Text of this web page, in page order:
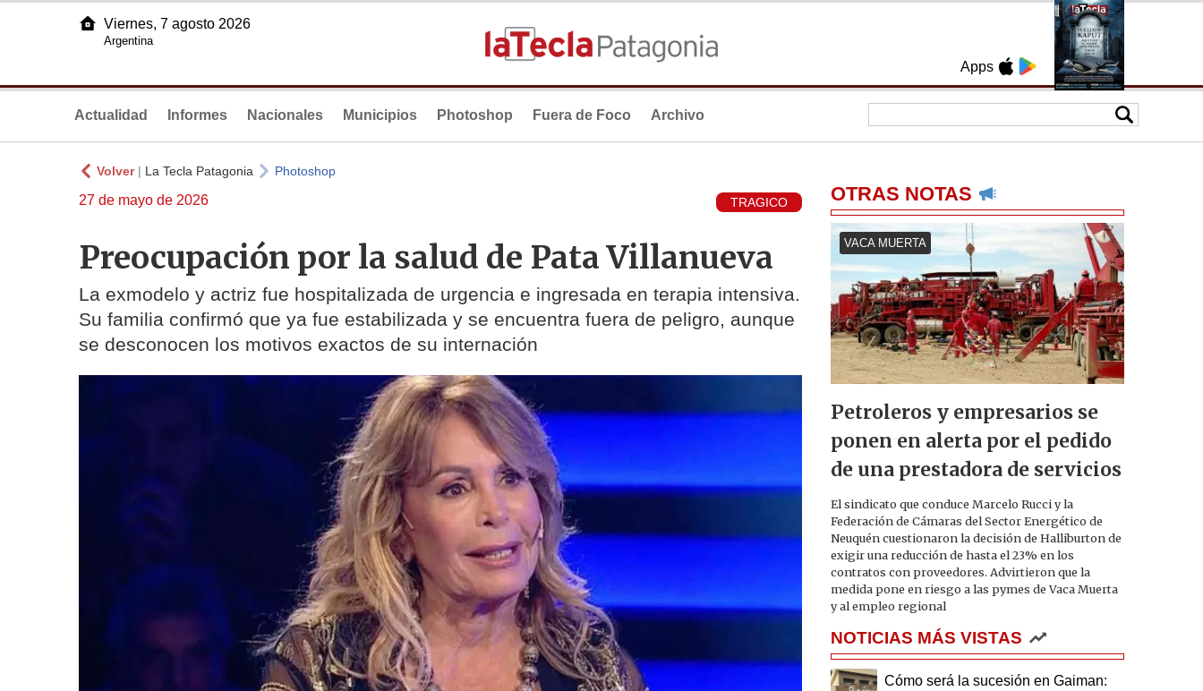
Apps
Viernes, 7 agosto 2026
Argentina
Actualidad Informes Nacionales Municipios Photoshop Fuera de Foco Archivo
Volver| La Tecla Patagonia Photoshop
27 de mayo de 2026 TRAGICO
Preocupación por la salud de Pata Villanueva
La exmodelo y actriz fue hospitalizada de urgencia e ingresada en terapia intensiva.
Su familia confirmó que ya fue estabilizada y se encuentra fuera de peligro, aunque
se desconocen los motivos exactos de su internación
OTRAS NOTAS
VACA MUERTA
Petroleros y empresarios se
ponen en alerta por el pedido
de una prestadora de servicios
El sindicato que conduce Marcelo Rucci y la
Federación de Cámaras del Sector Energético de
Neuquén cuestionaron la decisión de Halliburton de
exigir una reducción de hasta el 23% en los
contratos con proveedores. Advirtieron que la
medida pone en riesgo a las pymes de Vaca Muerta
y al empleo regional
NOTICIAS MÁS VISTAS
Cómo será la sucesión en Gaiman: